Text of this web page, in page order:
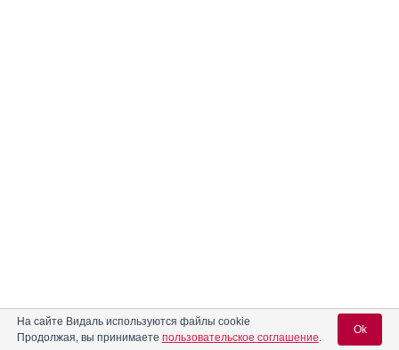
На сайте Видаль используются файлы cookie
Продолжая, вы принимаете пользовательское соглашение.
Ok